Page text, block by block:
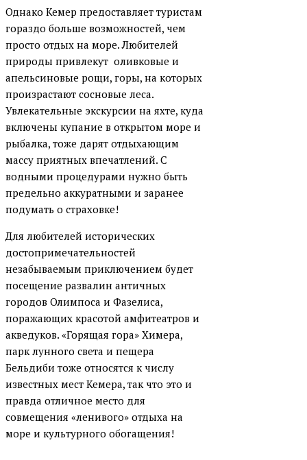
Однако Кемер предоставляет туристам
гораздо больше возможностей, чем
просто отдых на море. Любителей
природы привлекут оливковые и
апельсиновые рощи, горы, на которых
произрастают сосновые леса.
Увлекательные экскурсии на яхте, куда
включены купание в открытом море и
рыбалка, тоже дарят отдыхающим
массу приятных впечатлений. С
водными процедурами нужно быть
предельно аккуратными и заранее
подумать о страховке!
Для любителей исторических
достопримечательностей
незабываемым приключением будет
посещение развалин античных
городов Олимпоса и Фазелиса,
поражающих красотой амфитеатров и
акведуков. «Горящая гора» Химера,
парк лунного света и пещера
Бельдиби тоже относятся к числу
известных мест Кемера, так что это и
правда отличное место для
совмещения «ленивого» отдыха на
море и культурного обогащения!